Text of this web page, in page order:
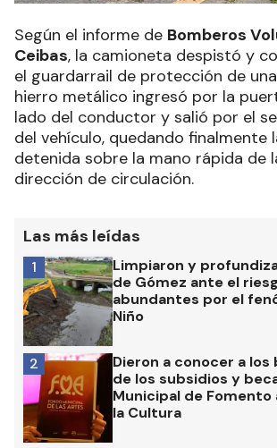
Según el informe de Bomberos
Ceibas, la camioneta despistó y
el guardarrail de protección de
hierro metálico ingresó por la
lado del conductor y salió por el
del vehículo, quedando finalmente
detenida sobre la mano rápida de
dirección de circulación.
Las más leídas
Limpiaron y
de Gómez ante el
abundantes por el
Niño
1
Dieron a conocer a
de los subsidios y
Municipal de Fomento
la Cultura
2